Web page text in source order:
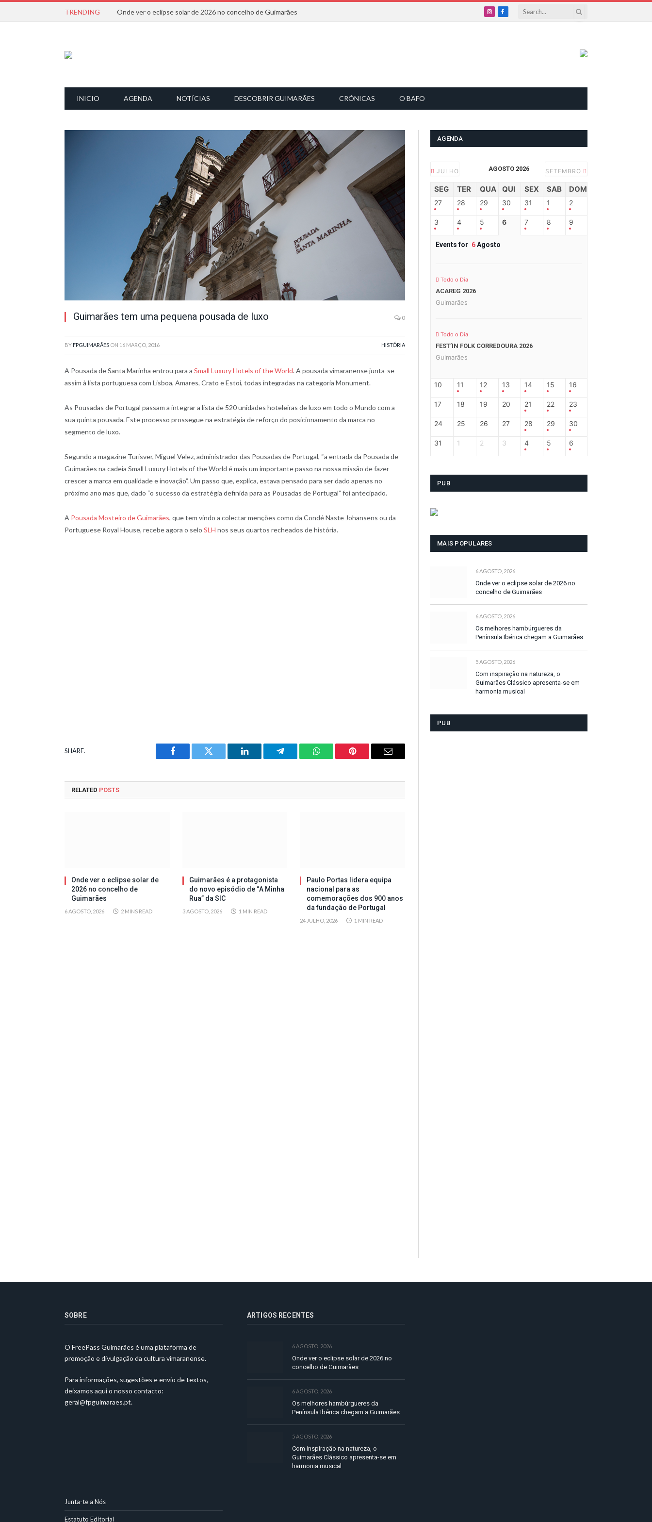
TRENDING Onde ver o eclipse solar de 2026 no concelho de Guimarães
InstagramFacebook
INICIO AGENDA NOTÍCIAS DESCOBRIR GUIMARÃES CRÓNICAS O BAFO
Guimarães tem uma pequena pousada de luxo 0
BY FPGUIMARÃES ON 16 MARÇO, 2016 HISTÓRIA
A Pousada de Santa Marinha entrou para a Small Luxury Hotels of the World. A pousada vimaranense junta-se
assim à lista portuguesa com Lisboa, Amares, Crato e Estoi, todas integradas na categoria Monument.
As Pousadas de Portugal passam a integrar a lista de 520 unidades hoteleiras de luxo em todo o Mundo com a
sua quinta pousada. Este processo prossegue na estratégia de reforço do posicionamento da marca no
segmento de luxo.
Segundo a magazine Turisver, Miguel Velez, administrador das Pousadas de Portugal, “a entrada da Pousada de
Guimarães na cadeia Small Luxury Hotels of the World é mais um importante passo na nossa missão de fazer
crescer a marca em qualidade e inovação”. Um passo que, explica, estava pensado para ser dado apenas no
próximo ano mas que, dado “o sucesso da estratégia definida para as Pousadas de Portugal” foi antecipado.
A Pousada Mosteiro de Guimarães, que tem vindo a colectar menções como da Condé Naste Johansens ou da
Portuguese Royal House, recebe agora o selo SLH nos seus quartos recheados de história.
SHARE.
Facebook Twitter LinkedIn Telegram WhatsAppPinterest Email
RELATED POSTS
Onde ver o eclipse solar de
2026 no concelho de
Guimarães
6 AGOSTO, 2026 2 MINS READ
Guimarães é a protagonista
do novo episódio de “A Minha
Rua” da SIC
3 AGOSTO, 2026 1 MIN READ
Paulo Portas lidera equipa
nacional para as
comemorações dos 900 anos
da fundação de Portugal
24 JULHO, 2026 1 MIN READ
AGENDA
JULHO AGOSTO 2026 SETEMBRO
SEG TER QUA QUI SEX SAB DOM
27 28 29 30 31 1 2
3 4 5 6 7 8 9
Events for 6Agosto
Todo o Dia
ACAREG 2026
Guimarães
Todo o Dia
FEST’IN FOLK CORREDOURA 2026
Guimarães
10 11 12 13 14 15 16
17 18 19 20 21 22 23
24 25 26 27 28 29 30
31 1 2 3 4 5 6
PUB
MAIS POPULARES
6 AGOSTO, 2026
Onde ver o eclipse solar de 2026 no
concelho de Guimarães
6 AGOSTO, 2026
Os melhores hambúrgueres da
Península Ibérica chegam a Guimarães
5 AGOSTO, 2026
Com inspiração na natureza, o
Guimarães Clássico apresenta-se em
harmonia musical
PUB
SOBRE
O FreePass Guimarães é uma plataforma de
promoção e divulgação da cultura vimaranense.
Para informações, sugestões e envio de textos,
deixamos aqui o nosso contacto:
geral@fpguimaraes.pt.
ARTIGOS RECENTES
6 AGOSTO, 2026
Onde ver o eclipse solar de 2026 no
concelho de Guimarães
6 AGOSTO, 2026
Os melhores hambúrgueres da
Península Ibérica chegam a Guimarães
5 AGOSTO, 2026
Com inspiração na natureza, o
Guimarães Clássico apresenta-se em
harmonia musical
Junta-te a Nós
Estatuto Editorial